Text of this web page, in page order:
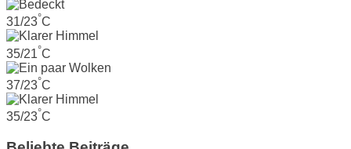
31/23°C
35/21°C
37/23°C
35/23°C